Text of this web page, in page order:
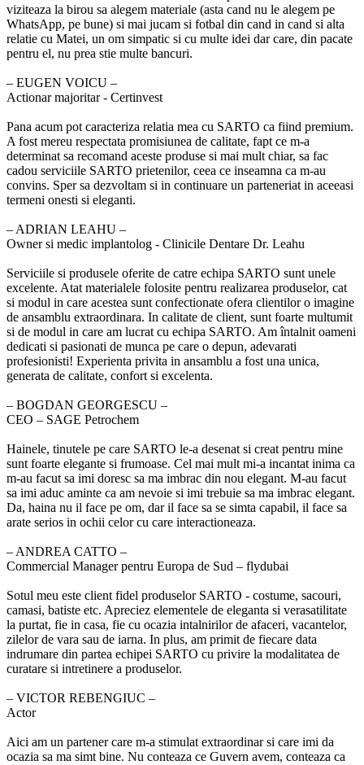
viziteaza la birou sa alegem materiale (asta cand nu le alegem pe
WhatsApp, pe bune) si mai jucam si fotbal din cand in cand si alta
relatie cu Matei, un om simpatic si cu multe idei dar care, din pacate
pentru el, nu prea stie multe bancuri.
‒ EUGEN VOICU –
Actionar majoritar - Certinvest
Pana acum pot caracteriza relatia mea cu SARTO ca fiind premium.
A fost mereu respectata promisiunea de calitate, fapt ce m-a
determinat sa recomand aceste produse si mai mult chiar, sa fac
cadou serviciile SARTO prietenilor, ceea ce inseamna ca m-au
convins. Sper sa dezvoltam si in continuare un parteneriat in aceeasi
termeni onesti si eleganti.
‒ ADRIAN LEAHU –
Owner si medic implantolog - Clinicile Dentare Dr. Leahu
Serviciile si produsele oferite de catre echipa SARTO sunt unele
excelente. Atat materialele folosite pentru realizarea produselor, cat
si modul in care acestea sunt confectionate ofera clientilor o imagine
de ansamblu extraordinara. In calitate de client, sunt foarte multumit
si de modul in care am lucrat cu echipa SARTO. Am întalnit oameni
dedicati si pasionati de munca pe care o depun, adevarati
profesionisti! Experienta privita in ansamblu a fost una unica,
generata de calitate, confort si excelenta.
‒ BOGDAN GEORGESCU –
CEO – SAGE Petrochem
Hainele, tinutele pe care SARTO le-a desenat si creat pentru mine
sunt foarte elegante si frumoase. Cel mai mult mi-a incantat inima ca
m-au facut sa imi doresc sa ma imbrac din nou elegant. M-au facut
sa imi aduc aminte ca am nevoie si imi trebuie sa ma imbrac elegant.
Da, haina nu il face pe om, dar il face sa se simta capabil, il face sa
arate serios in ochii celor cu care interactioneaza.
‒ ANDREA CATTO –
Commercial Manager pentru Europa de Sud – flydubai
Sotul meu este client fidel produselor SARTO - costume, sacouri,
camasi, batiste etc. Apreciez elementele de eleganta si verasatilitate
la purtat, fie in casa, fie cu ocazia intalnirilor de afaceri, vacantelor,
zilelor de vara sau de iarna. In plus, am primit de fiecare data
indrumare din partea echipei SARTO cu privire la modalitatea de
curatare si intretinere a produselor.
‒ VICTOR REBENGIUC –
Actor
Aici am un partener care m-a stimulat extraordinar si care imi da
ocazia sa ma simt bine. Nu conteaza ce Guvern avem, conteaza ca